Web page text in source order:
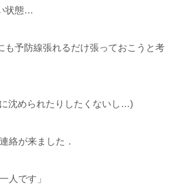
状態…
も予防線張れるだけ張っておこうと考
沈められたりしたくないし…)
絡が来ました．
人です」